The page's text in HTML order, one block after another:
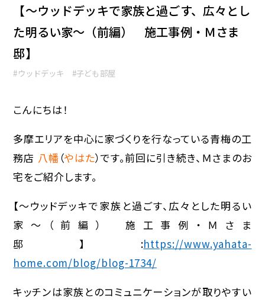
【〜ウッドデッキで家族と過ごす、広々とし
た明るい家〜（前編） 施工事例・Ｍさま
邸】
#ウッドデッキ #子ども部屋
こんにちは！
多摩エリアを中心に家づくりを行なっている青梅の工
務店 八幡（やはた）です。前回に引き続き、Ｍさまのお
宅をご紹介します。
【〜ウッドデッキで家族と過ごす、広々とした明るい
家〜（前編） 施工事例・Ｍさま
邸】:https://www.yahata-
home.com/blog/blog-1734/
キッチンは家族とのコミュニケーションが取りやすい